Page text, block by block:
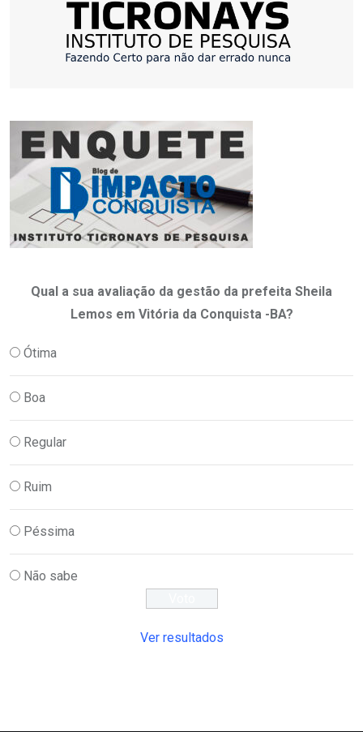
Qual a sua avaliação da gestão da prefeita Sheila
Lemos em Vitória da Conquista -BA?
Ótima
Boa
Regular
Ruim
Péssima
Não sabe
Ver resultados